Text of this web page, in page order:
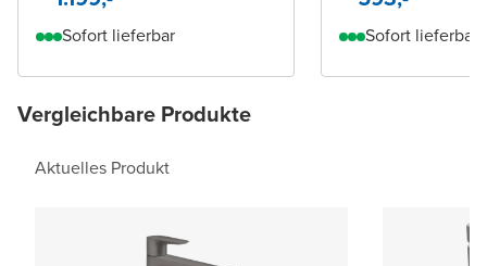
Sofort lieferbar Sofort lieferbar
Vergleichbare Produkte
Aktuelles Produkt